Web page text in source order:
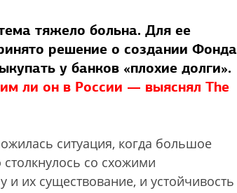
тяжело больна. Для ее
решение о создании Фонда
у банков «плохие долги».
ли он в России — выяснял The
ситуация, когда большое
со схожими
и их существование, и устойчивость